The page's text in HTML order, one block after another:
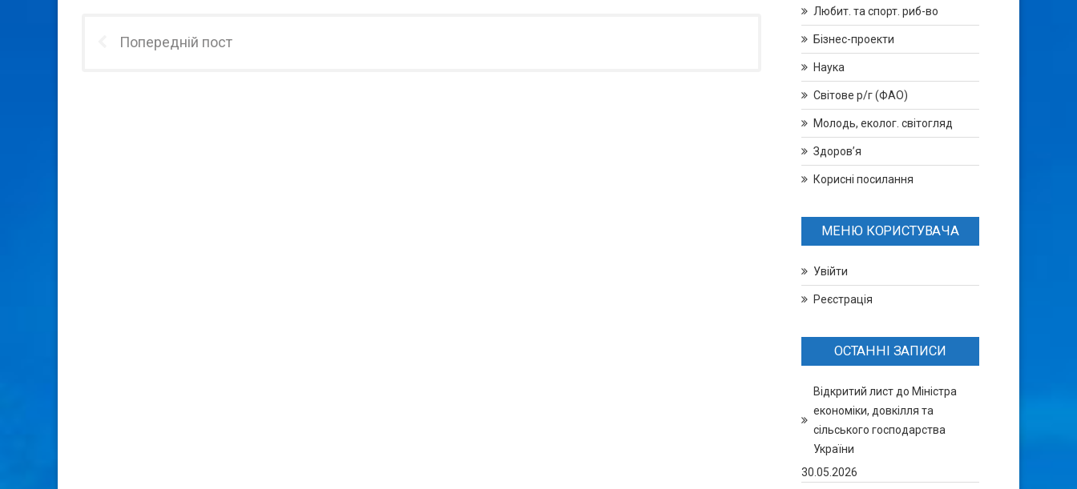
Попередній пост
Любит. та спорт. риб-во
Бізнес-проекти
Наука
Світове р/г (ФАО)
Молодь, еколог. світогляд
Здоров’я
Корисні посилання
МЕНЮ КОРИСТУВАЧА
Увійти
Реєстрація
ОСТАННІ ЗАПИСИ
Відкритий лист до Міністра
економіки, довкілля та
сільського господарства
України
30.05.2026